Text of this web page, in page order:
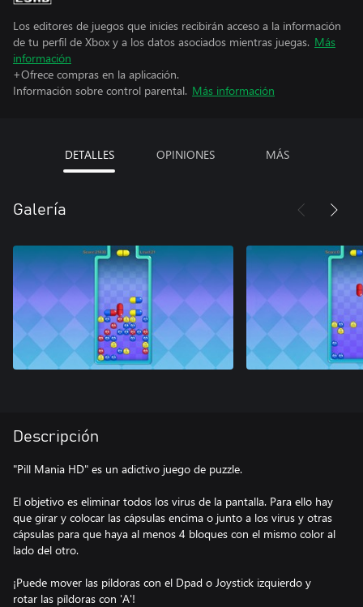
Los editores de juegos que inicies recibirán acceso a la información
de tu perfil de Xbox y a los datos asociados mientras juegas. Más
información
+Ofrece compras en la aplicación.
Información sobre control parental. Más información
DETALLES OPINIONES MÁS
Galería
Descripción
"Pill Mania HD" es un adictivo juego de puzzle.
El objetivo es eliminar todos los virus de la pantalla. Para ello hay
que girar y colocar las cápsulas encima o junto a los virus y otras
cápsulas para que haya al menos 4 bloques con el mismo color al
lado del otro.
¡Puede mover las píldoras con el Dpad o Joystick izquierdo y
rotar las píldoras con 'A'!